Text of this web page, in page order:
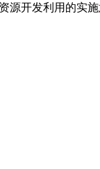
源开发利用的实